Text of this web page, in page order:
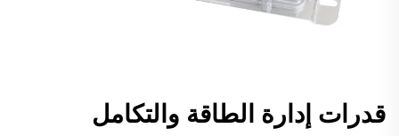
قدرات إدارة الطاقة والتكامل